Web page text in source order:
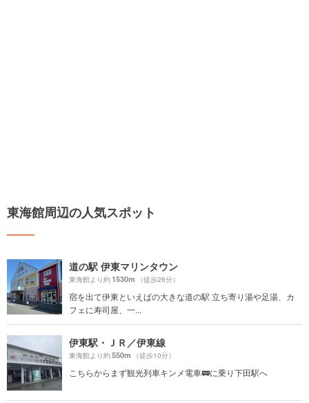
東海館周辺の人気スポット
道の駅 伊東マリンタウン
東海館より約1530m （徒歩26分）
宿を出て伊東といえばの大きな道の駅 立ち寄り湯や足湯、カ
フェに寿司屋、一...
伊東駅・ＪＲ／伊東線
東海館より約550m （徒歩10分）
こちらからまず観光列車キンメ電車🚃に乗り下田駅へ